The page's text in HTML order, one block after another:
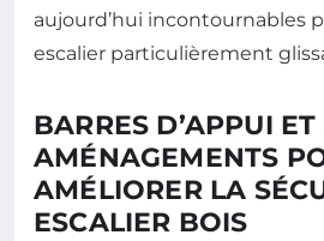
aujourd’hui incontournables
escalier particulièrement
BARRES D’APPUI
AMÉNAGEMENTS
AMÉLIORER LA
ESCALIER BOIS